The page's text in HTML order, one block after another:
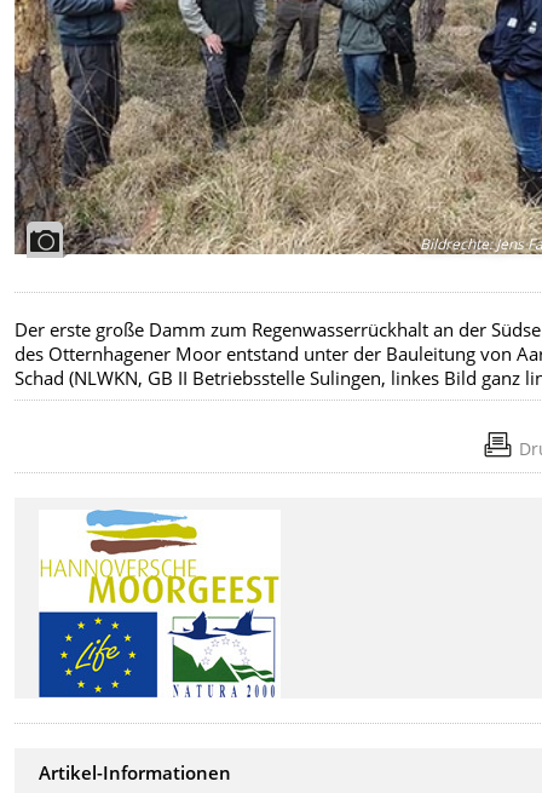
Bildrechte:Jens
Der erste große Damm zum Regenwasserrückhalt an der
des Otternhagener Moor entstand unter der Bauleitung von
Schad (NLWKN, GB II Betriebsstelle Sulingen, linkes Bild ganz
Artikel-Informationen